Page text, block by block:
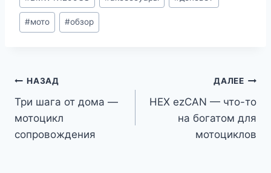
записи:
#мото #обзор
Навигация
по
записям
НАЗАД
Три шага от дома —
мотоцикл
сопровождения
ДАЛЕЕ
HEX ezCAN — что-то
на богатом для
мотоциклов